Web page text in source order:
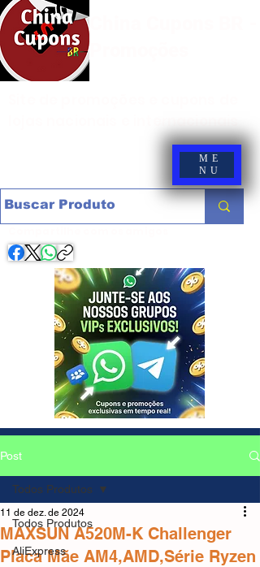
ME
NU
Post
Todos Produtos
AliExpress
Todos Produtos
MAXSUN A520M-K Challenger
Placa Mãe AM4,AMD,Série Ryzen
11 de dez. de 2024